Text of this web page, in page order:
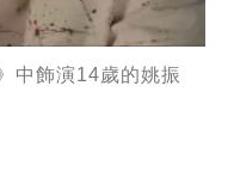
中飾演14歲的姚振